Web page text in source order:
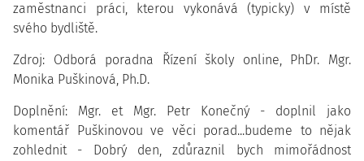
zaměstnanci práci, kterou vykonává (typicky) v místě
svého bydliště.
Zdroj: Odborá poradna Řízení školy online, PhDr. Mgr.
Monika Puškinová, Ph.D.
Doplnění: Mgr. et Mgr. Petr Konečný - doplnil jako
komentář Puškinovou ve věci porad...budeme to nějak
zohlednit - Dobrý den, zdůraznil bych mimořádnost